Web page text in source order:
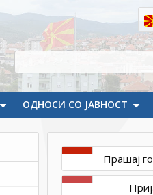
ОДНОСИ СО ЈАВНОСТ
18,
2024
1ТП1
ослободете
се
од
елекронскиот
отпад
Прашај